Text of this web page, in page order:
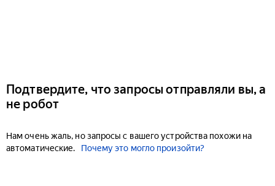
Подтвердите, что запросы отправляли вы, а
не робот
Нам очень жаль, но запросы с вашего устройства похожи на
автоматические.
Почему это могло произойти?